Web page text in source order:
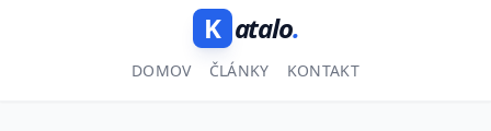
K atalo.
DOMOV ČLÁNKY KONTAKT